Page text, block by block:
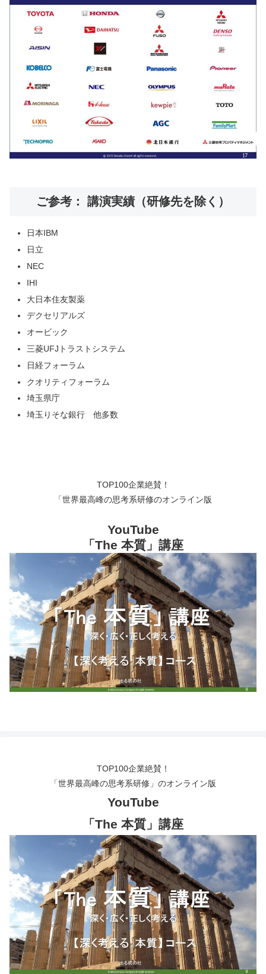
ご参考： 講演実績（研修先を除く）
日本IBM
日立
NEC
IHI
大日本住友製薬
デクセリアルズ
オービック
三菱UFJトラストシステム
日経フォーラム
クオリティフォーラム
埼玉県庁
埼玉りそな銀行 他多数
TOP100企業絶賛！
「世界最高峰の思考系研修のオンライン版
YouTube
「The 本質」講座
TOP100企業絶賛！
「世界最高峰の思考系研修」のオンライン版
YouTube
「The 本質」講座